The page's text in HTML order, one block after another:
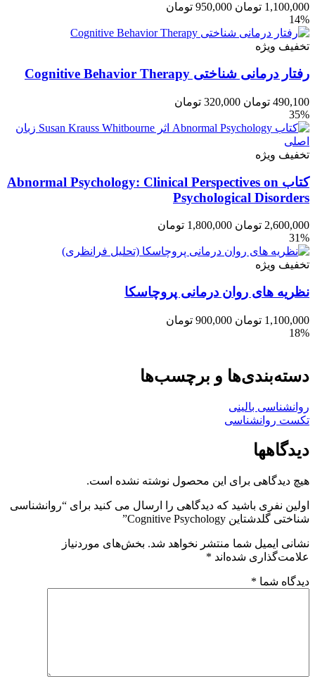
1,100,000 تومان 950,000 تومان
14%
تخفیف ویژه
رفتار درمانی شناختی Cognitive Behavior Therapy
490,100 تومان 320,000 تومان
35%
تخفیف ویژه
کتاب Abnormal Psychology: Clinical Perspectives on
Psychological Disorders
2,600,000 تومان 1,800,000 تومان
31%
تخفیف ویژه
نظریه های روان درمانی پروچاسکا
1,100,000 تومان 900,000 تومان
18%
دسته‌بندی‌ها و برچسب‌ها
روانشناسی بالینی
تکست روانشناسی
دیدگاهها
هیچ دیدگاهی برای این محصول نوشته نشده است.
اولین نفری باشید که دیدگاهی را ارسال می کنید برای “روانشناسی
شناختی گلدشتاین Cognitive Psychology”
نشانی ایمیل شما منتشر نخواهد شد. بخش‌های موردنیاز
علامت‌گذاری شده‌اند *
دیدگاه شما *